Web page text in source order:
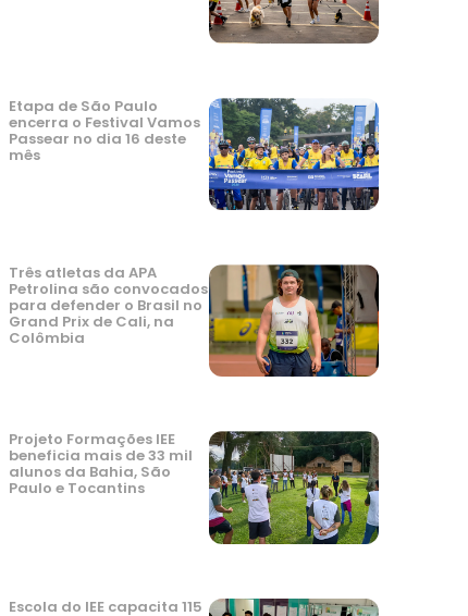
Etapa de São Paulo
encerra o Festival Vamos
Passear no dia 16 deste
mês
Três atletas da APA
Petrolina são convocados
para defender o Brasil no
Grand Prix de Cali, na
Colômbia
Projeto Formações IEE
beneficia mais de 33 mil
alunos da Bahia, São
Paulo e Tocantins
Escola do IEE capacita 115